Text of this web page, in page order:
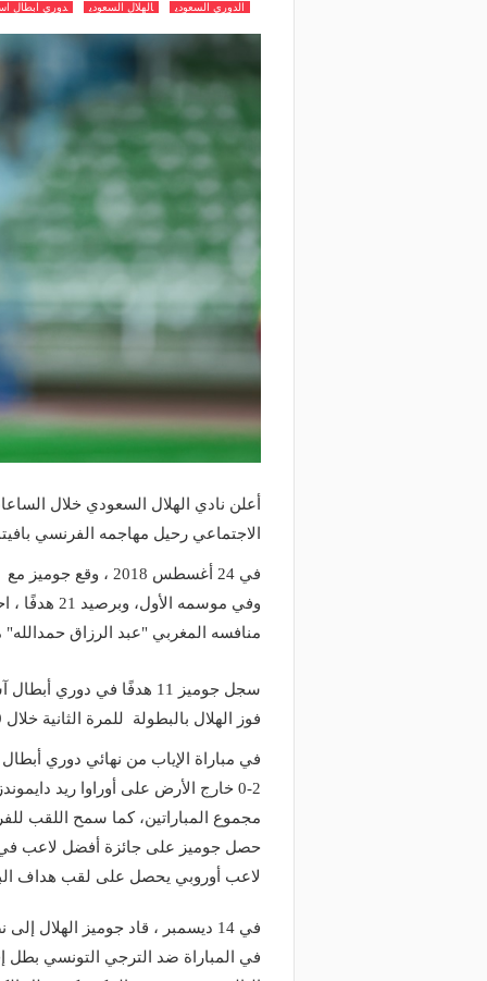
الدوري السعودي الهلال السعودي دوري ابطال
أعلن نادي الهلال السعودي خلال
الاجتماعي رحيل مهاجمه الفرنسي
وفي موسمه
منافسه المغربي "عبد الرزاق
فوز الهلال بالبطولة للمرة الثانية خلال 19 عامًا.
حصل جوميز على جائزة أفضل لاعب في
لاعب أوروبي يحصل على لقب هداف